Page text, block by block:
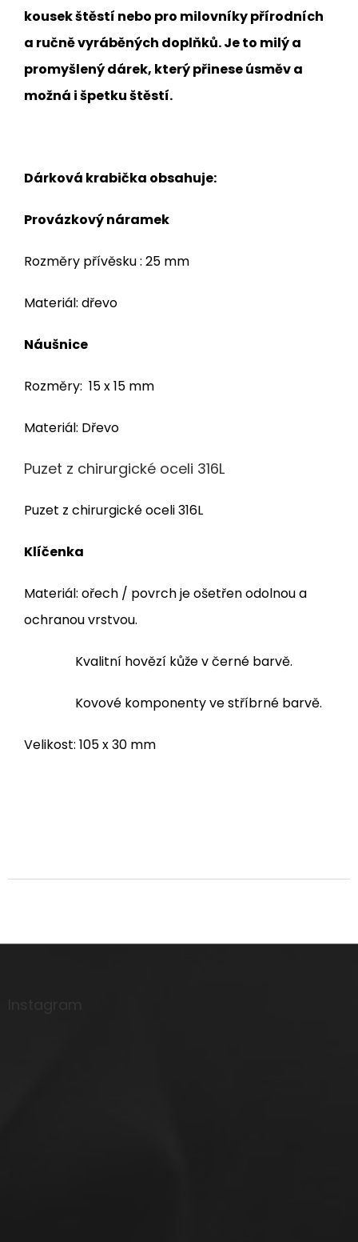
kousek štěstí nebo pro milovníky přírodních
a ručně vyráběných doplňků. Je to milý a
promyšlený dárek, který přinese úsměv a
možná i špetku štěstí.
Dárková krabička obsahuje:
Provázkový náramek
Rozměry přívěsku : 25 mm
Materiál: dřevo
Náušnice
Rozměry: 15 x 15 mm
Materiál: Dřevo
Puzet z chirurgické oceli 316L
Puzet z chirurgické oceli 316L
Klíčenka
Materiál: ořech / povrch je ošetřen odolnou a
ochranou vrstvou.
Kvalitní hovězí kůže v černé barvě.
Kovové komponenty ve stříbrné barvě.
Velikost: 105 x 30 mm
Z